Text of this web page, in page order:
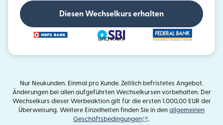
Diesen Wechselkurs erhalten
und mehr
Nur Neukunden. Einmal pro Kunde. Zeitlich befristetes Angebot.
Änderungen bei allen aufgeführten Wechselkursen vorbehalten. Der
Wechselkurs dieser Werbeaktion gilt für die ersten 1.000,00 EUR der
Überweisung. Weitere Einzelheiten finden Sie in den allgemeinen
Geschäftsbedingungen
.